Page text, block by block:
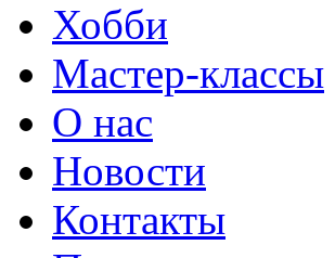
Хобби
Мастер-классы
О нас
Новости
Контакты